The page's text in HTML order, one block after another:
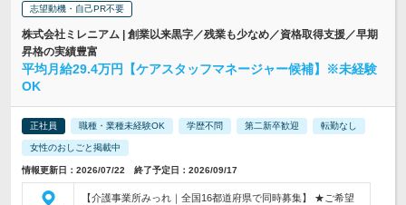
志望動機・自己PR不要
株式会社ミレニアム | 創業以来黒字／残業も少なめ／資格取得支援／早期
昇格の実績豊富
平均月給29.4万円【ケアスタッフマネージャー候補】※未経験
OK
正社員 職種・業種未経験OK 学歴不問 第二新卒歓迎 転勤なし
女性のおしごと掲載中
情報更新日：2026/07/22 終了予定日：2026/09/17
【介護事業所みっれ｜全国16都道府県で同時募集】 ★ご希望